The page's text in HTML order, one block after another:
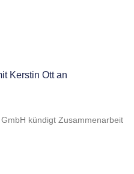
Kerstin Ott an
kündigt Zusammenarbeit